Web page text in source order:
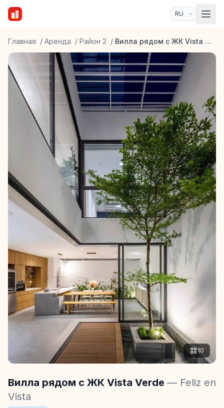
Главная / Аренда / Район 2 / Вилла рядом с ЖК Vista Verde
10
Вилла рядом с ЖК Vista Verde — Feliz en
Vista